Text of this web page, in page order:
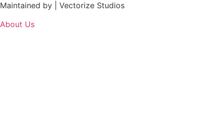
Maintained by | Vectorize Studios
About Us